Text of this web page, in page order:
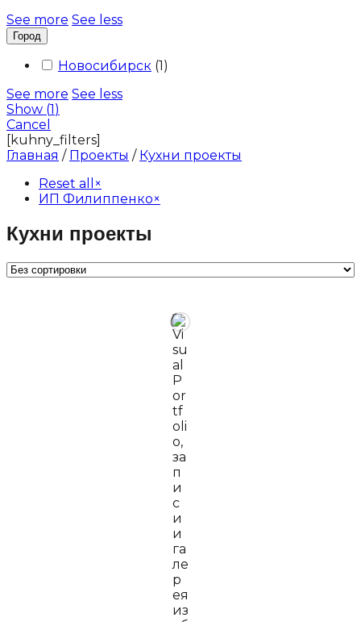
See more See less
Город
Новосибирск (1)
See more See less
Show (1)
Cancel
[kuhny_filters]
Главная / Проекты / Кухни проекты
Reset all
×
ИП Филиппенко×
Кухни проекты